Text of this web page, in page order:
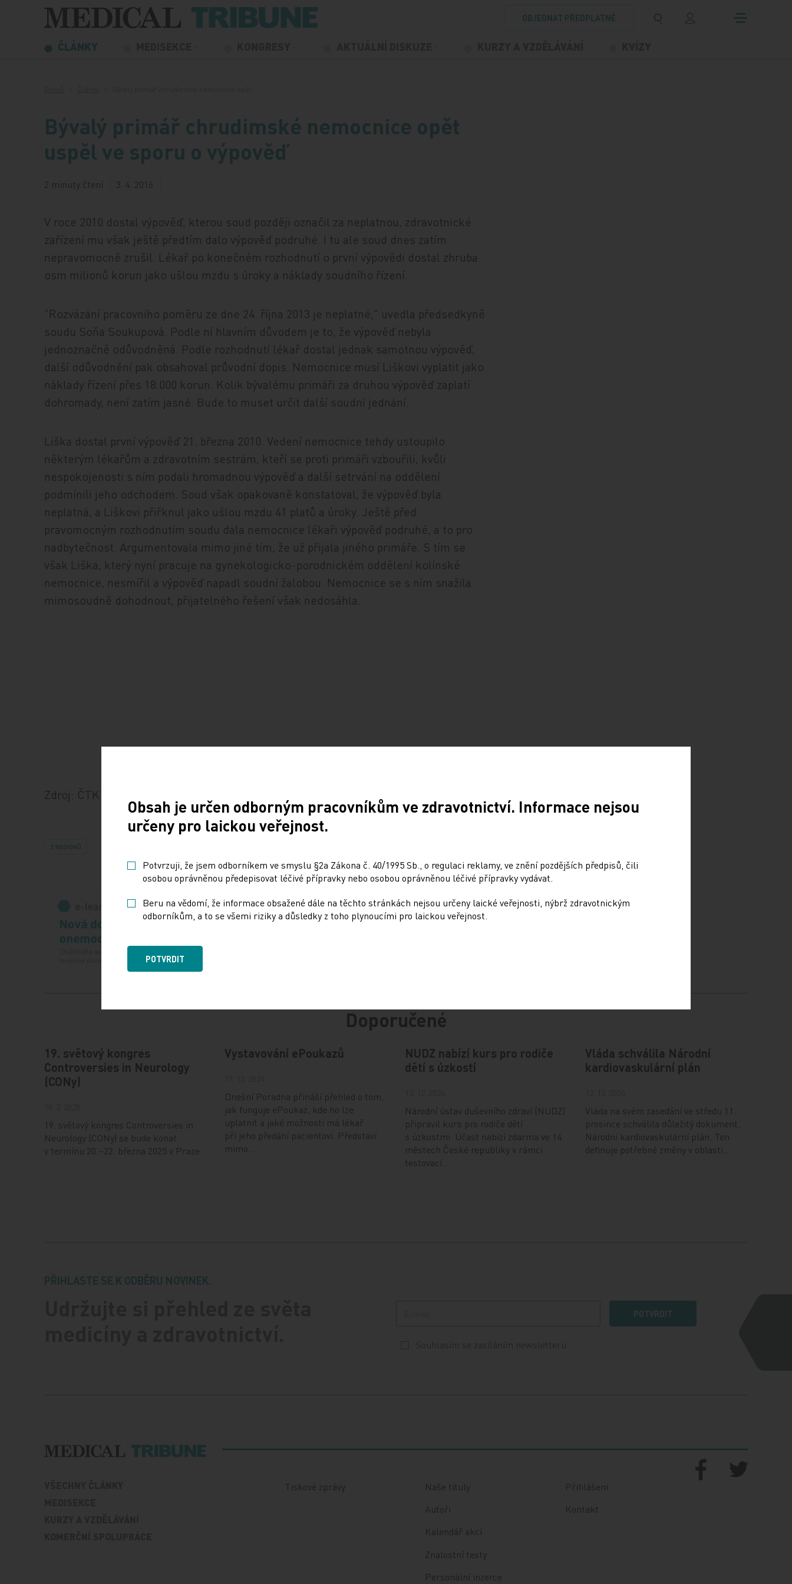
Přeskočit na obsah
OBJEDNAT PŘEDPLATNÉ
ČLÁNKY
Bývalý primář chrudimské nemocnice opět
uspěl ve sporu o výpověď
2 minuty čtení 3. 4. 2016
V roce 2010 dostal výpověď, kterou soud později označil za neplatnou, zdravotnické
zařízení mu však ještě předtím dalo výpověď podruhé. I tu ale soud dnes zatím
nepravomocně zrušil. Lékař po konečném rozhodnutí o první výpovědi dostal zhruba
osm milionů korun jako ušlou mzdu s úroky a náklady soudního řízení.
"Rozvázání pracovního poměru ze dne 24. října 2013 je neplatné," uvedla předsedkyně
soudu Soňa Soukupová. Podle ní hlavním důvodem je to, že výpověď nebyla
jednoznačně odůvodněná. Podle rozhodnutí lékař dostal jednak samotnou výpověď,
další odůvodnění pak obsahoval průvodní dopis. Nemocnice musí Liškovi vyplatit jako
náklady řízení přes 18.000 korun. Kolik bývalému primáři za druhou výpověď zaplatí
dohromady, není zatím jasné. Bude to muset určit další soudní jednání.
Liška dostal první výpověď 21. března 2010. Vedení nemocnice tehdy ustoupilo
některým lékařům a zdravotním sestrám, kteří se proti primáři vzbouřili, kvůli
nespokojenosti s ním podali hromadnou výpověď a další setrvání na oddělení
podmínili jeho odchodem. Soud však opakovaně konstatoval, že výpověď byla
neplatná, a Liškovi přiřknul jako ušlou mzdu 41 platů a úroky. Ještě před
pravomocným rozhodnutím soudu dala nemocnice lékaři výpověď podruhé, a to pro
nadbytečnost. Argumentovala mimo jiné tím, že už přijala jiného primáře. S tím se
však Liška, který nyní pracuje na gynekologicko-porodnickém oddělení kolínské
nemocnice, nesmířil a výpověď napadl soudní žalobou. Nemocnice se s ním snažila
mimosoudně dohodnout, přijatelného řešení však nedosáhla.
Zdroj: ČTK
Z REGIONŮ
Doporučené
19. světový kongres
Controversies in Neurology
(CONy)
19. světový kongres Controversies in
Neurology (CONy) se bude konat
v termínu 20.–22. března 2025 v Praze.
Vystavování ePoukazů
Dnešní Poradna přináší přehled o tom,
jak funguje ePoukaz, kde ho lze
uplatnit a jaké možnosti má lékař
při jeho předání pacientovi. Představí
mimo…
NUDZ nabízí kurs pro rodiče
dětí s úzkostí
Národní ústav duševního zdraví (NUDZ)
připravil kurs pro rodiče dětí
s úzkostmi. Účast nabízí zdarma ve 14
městech České republiky v rámci
testovací…
Vláda schválila Národní
kardiovaskulární plán
Vláda na svém zasedání ve středu 11.
prosince schválila důležitý dokument,
Národní kardiovaskulární plán. Ten
definuje potřebné změny v oblasti…
PŘIHLASTE SE K ODBĚRU NOVINEK.
POTVRDIT
Tiskové zprávy
Naše tituly
Autoři
Kalendář akcí
Znalostní testy
Personální inzerce
Přihlášení
Kontakt
Obsah je určen odborným pracovníkům ve zdravotnictví. Informace nejsou
určeny pro laickou veřejnost.
Potvrzuji, že jsem odborníkem ve smyslu §2a Zákona č. 40/1995 Sb., o regulaci reklamy, ve znění pozdějších předpisů, čili
osobou oprávněnou předepisovat léčivé přípravky nebo osobou oprávněnou léčivé přípravky vydávat.
Beru na vědomí, že informace obsažené dále na těchto stránkách nejsou určeny laické veřejnosti, nýbrž zdravotnickým
odborníkům, a to se všemi riziky a důsledky z toho plynoucími pro laickou veřejnost.
POTVRDIT